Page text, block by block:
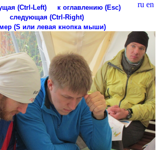
ru en
(Ctrl-Left)
к оглавлению (Esc)
следующая (Ctrl-Right)
(S или левая кнопка мыши)